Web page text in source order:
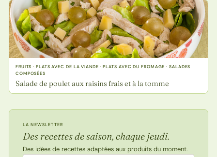
FRUITS · PLATS AVEC DE LA VIANDE · PLATS AVEC DU FROMAGE · SALADES
COMPOSÉES
Salade de poulet aux raisins frais et à la tomme
LA NEWSLETTER
Des recettes de saison, chaque jeudi.
Des idées de recettes adaptées aux produits du moment.